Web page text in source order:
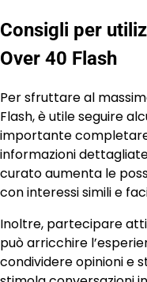
Consigli per
Over 40 Flash
Per sfruttare al
Flash, è utile seguire
importante
informazioni
curato aumenta le
con interessi simili e
Inoltre, partecipare
può arricchire
condividere opinioni e